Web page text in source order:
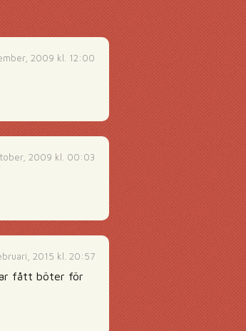
2009 kl. 12:00
2009 kl. 00:03
2015 kl. 20:57
fått böter för